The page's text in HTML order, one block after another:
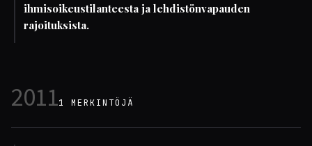
ihmisoikeustilanteesta ja lehdistönvapauden
rajoituksista.
20111 MERKINTÖJÄ